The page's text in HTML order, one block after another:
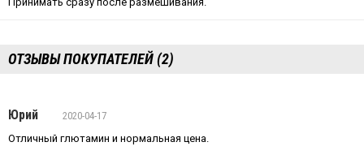
ОТЗЫВЫ ПОКУПАТЕЛЕЙ (2)
Юрий
2020-04-17
Отличный глютамин и нормальная цена.